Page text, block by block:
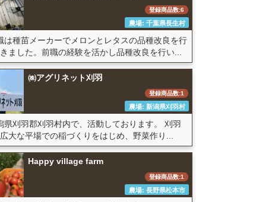
登録商品数:6
農場: 千葉県長生村
は種苗メーカーでメロンとレタスの品種改良を行
ました。前職の経験を活かし品種改良を行い...
㈱アグリネット刈羽
登録商品数:1
農場: 新潟県刈羽村
県刈羽郡刈羽村内で、活動しております。 刈羽
大な平場での稲づくりをはじめ、野菜作り...
Happy village farm
登録商品数:1
農場: 長野県松本市